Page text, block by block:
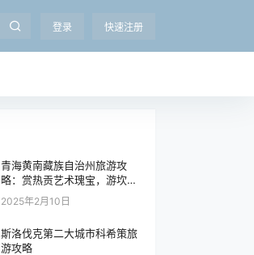
登录 快速注册
青海黄南藏族自治州旅游攻
略：赏热贡艺术瑰宝，游坎布
拉丹霞，沉浸式感受藏乡文化
与自然奇观
2025年2月10日
斯洛伐克第二大城市科希策旅
游攻略